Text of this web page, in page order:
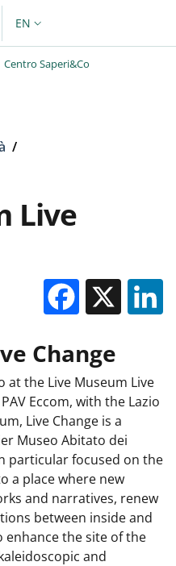
LANGUAGE SWITCHER:
EN
Centro Saperi&Co
/
Live
X
Change
at the Live Museum Live
Eccom, with the Lazio
Live Change is a
Museo Abitato dei
particular focused on the
a place where new
and narratives, renew
between inside and
enhance the site of the
and